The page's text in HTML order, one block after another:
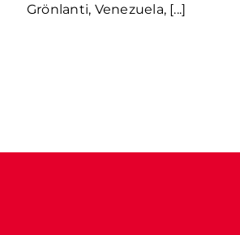
Grönlanti, Venezuela, [...]